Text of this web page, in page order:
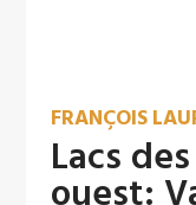
FRANÇOIS
Lacs